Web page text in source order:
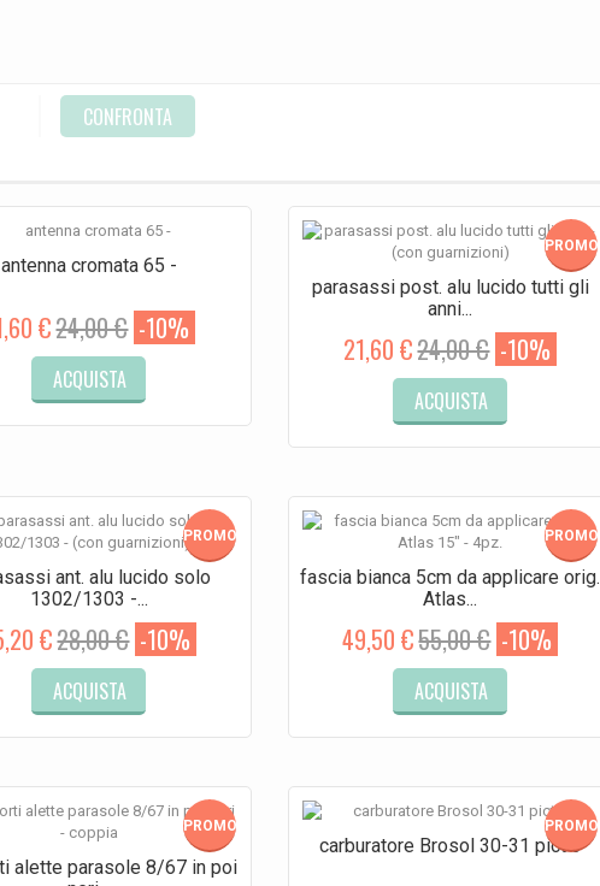
CONFRONTA
antenna cromata 65 -
€24,00 € -10%
ACQUISTA
PROMO!
parasassi post. alu lucido tutti gli
anni...
21,60 €24,00 € -10%
ACQUISTA
PROMO!
ant. alu lucido solo
1302/1303 -...
€28,00 € -10%
ACQUISTA
PROMO!
fascia bianca 5cm da applicare orig.
Atlas...
49,50 €55,00 € -10%
ACQUISTA
PROMO!
alette parasole 8/67 in poi
PROMO!
carburatore Brosol 30-31 pict 3